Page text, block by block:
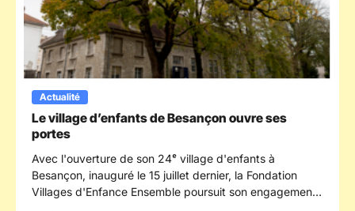
Actualité
Le village d’enfants de Besançon ouvre ses
portes
Avec l'ouverture de son 24ᵉ village d'enfants à
Besançon, inauguré le 15 juillet dernier, la Fondation
Villages d'Enfance Ensemble poursuit son engagement